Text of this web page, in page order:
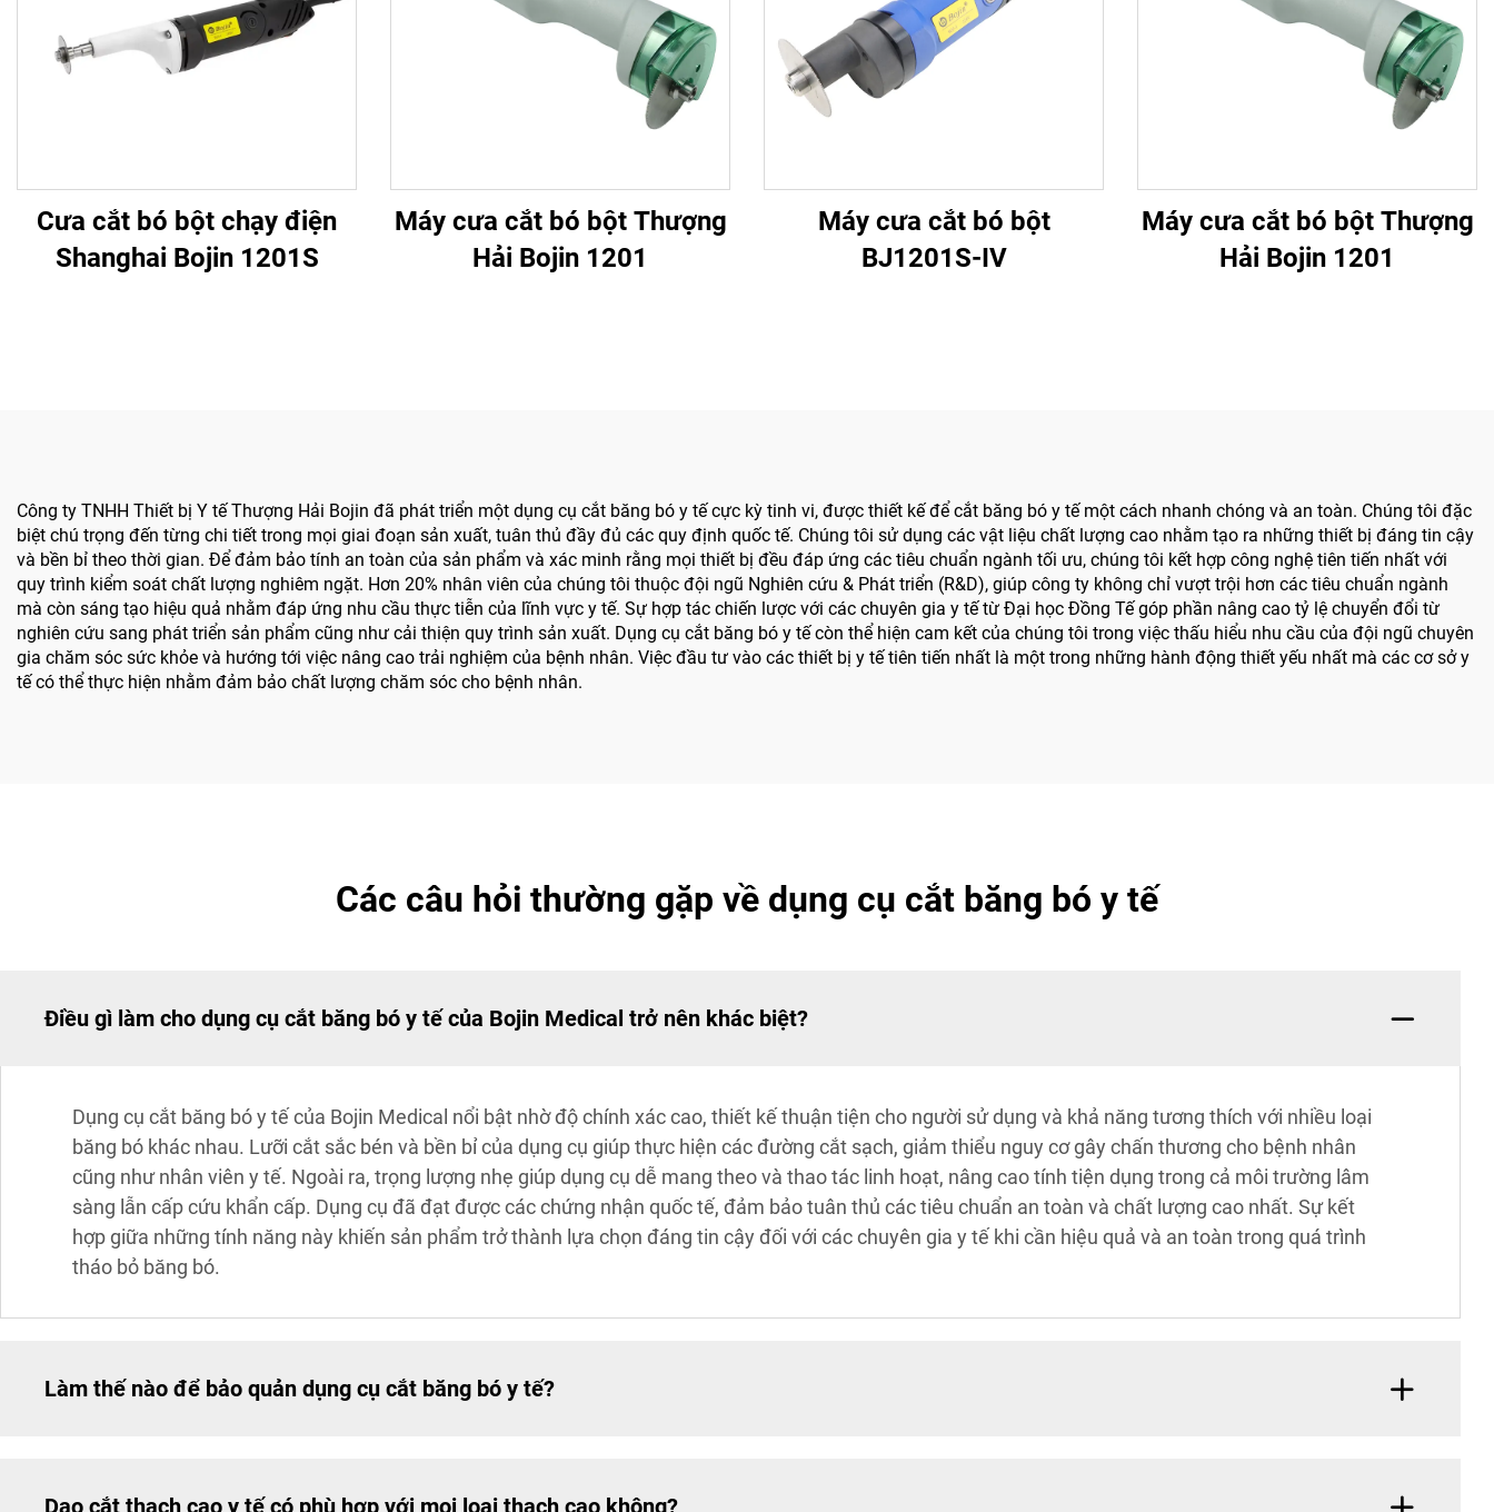
Cưa cắt bó bột chạy điện
Shanghai Bojin 1201S
Máy cưa cắt bó bột Thượng
Hải Bojin 1201
Máy cưa cắt bó bột
BJ1201S-IV
Máy cưa cắt bó bột Thượng
Hải Bojin 1201
Công ty TNHH Thiết bị Y tế Thượng Hải Bojin đã phát triển một dụng cụ cắt băng bó y tế cực kỳ tinh vi, được thiết kế để cắt băng bó y tế một cách nhanh chóng và an toàn. Chúng tôi đặc
biệt chú trọng đến từng chi tiết trong mọi giai đoạn sản xuất, tuân thủ đầy đủ các quy định quốc tế. Chúng tôi sử dụng các vật liệu chất lượng cao nhằm tạo ra những thiết bị đáng tin cậy
và bền bỉ theo thời gian. Để đảm bảo tính an toàn của sản phẩm và xác minh rằng mọi thiết bị đều đáp ứng các tiêu chuẩn ngành tối ưu, chúng tôi kết hợp công nghệ tiên tiến nhất với
quy trình kiểm soát chất lượng nghiêm ngặt. Hơn 20% nhân viên của chúng tôi thuộc đội ngũ Nghiên cứu & Phát triển (R&D), giúp công ty không chỉ vượt trội hơn các tiêu chuẩn ngành
mà còn sáng tạo hiệu quả nhằm đáp ứng nhu cầu thực tiễn của lĩnh vực y tế. Sự hợp tác chiến lược với các chuyên gia y tế từ Đại học Đồng Tế góp phần nâng cao tỷ lệ chuyển đổi từ
nghiên cứu sang phát triển sản phẩm cũng như cải thiện quy trình sản xuất. Dụng cụ cắt băng bó y tế còn thể hiện cam kết của chúng tôi trong việc thấu hiểu nhu cầu của đội ngũ chuyên
gia chăm sóc sức khỏe và hướng tới việc nâng cao trải nghiệm của bệnh nhân. Việc đầu tư vào các thiết bị y tế tiên tiến nhất là một trong những hành động thiết yếu nhất mà các cơ sở y
tế có thể thực hiện nhằm đảm bảo chất lượng chăm sóc cho bệnh nhân.
Các câu hỏi thường gặp về dụng cụ cắt băng bó y tế
Điều gì làm cho dụng cụ cắt băng bó y tế của Bojin Medical trở nên khác biệt?
Dụng cụ cắt băng bó y tế của Bojin Medical nổi bật nhờ độ chính xác cao, thiết kế thuận tiện cho người sử dụng và khả năng tương thích với nhiều loại
băng bó khác nhau. Lưỡi cắt sắc bén và bền bỉ của dụng cụ giúp thực hiện các đường cắt sạch, giảm thiểu nguy cơ gây chấn thương cho bệnh nhân
cũng như nhân viên y tế. Ngoài ra, trọng lượng nhẹ giúp dụng cụ dễ mang theo và thao tác linh hoạt, nâng cao tính tiện dụng trong cả môi trường lâm
sàng lẫn cấp cứu khẩn cấp. Dụng cụ đã đạt được các chứng nhận quốc tế, đảm bảo tuân thủ các tiêu chuẩn an toàn và chất lượng cao nhất. Sự kết
hợp giữa những tính năng này khiến sản phẩm trở thành lựa chọn đáng tin cậy đối với các chuyên gia y tế khi cần hiệu quả và an toàn trong quá trình
tháo bỏ băng bó.
Làm thế nào để bảo quản dụng cụ cắt băng bó y tế?
Dao cắt thạch cao y tế có phù hợp với mọi loại thạch cao không?